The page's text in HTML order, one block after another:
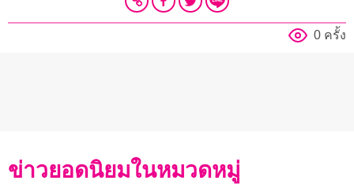
0 ครั้ง
ข่าวยอดนิยมในหมวดหมู่